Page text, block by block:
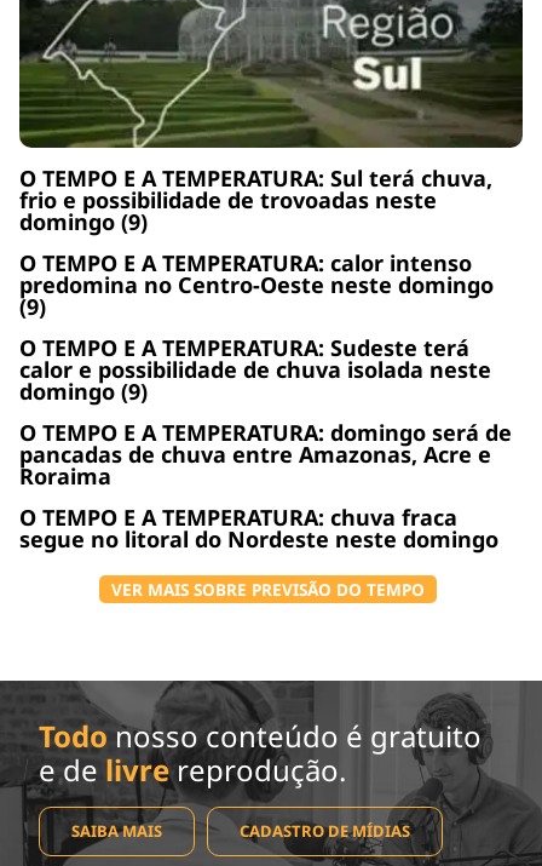
O TEMPO E A TEMPERATURA: Sul terá chuva,
frio e possibilidade de trovoadas neste
domingo (9)
O TEMPO E A TEMPERATURA: calor intenso
predomina no Centro-Oeste neste domingo
(9)
O TEMPO E A TEMPERATURA: Sudeste terá
calor e possibilidade de chuva isolada neste
domingo (9)
O TEMPO E A TEMPERATURA: domingo será de
pancadas de chuva entre Amazonas, Acre e
Roraima
O TEMPO E A TEMPERATURA: chuva fraca
segue no litoral do Nordeste neste domingo
VER MAIS SOBRE PREVISÃO DO TEMPO
Todo nosso conteúdo é gratuito
e de livrereprodução.
SAIBA MAIS CADASTRO DE MÍDIAS